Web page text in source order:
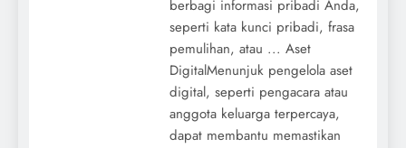
berbagi informasi pribadi Anda,
seperti kata kunci pribadi, frasa
pemulihan, atau ... Aset
DigitalMenunjuk pengelola aset
digital, seperti pengacara atau
anggota keluarga terpercaya,
dapat membantu memastikan